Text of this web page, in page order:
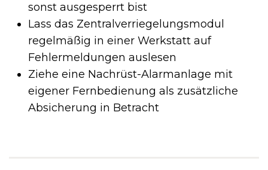
sonst ausgesperrt bist
Lass das Zentralverriegelungsmodul
regelmäßig in einer Werkstatt auf
Fehlermeldungen auslesen
Ziehe eine Nachrüst-Alarmanlage mit
eigener Fernbedienung als zusätzliche
Absicherung in Betracht